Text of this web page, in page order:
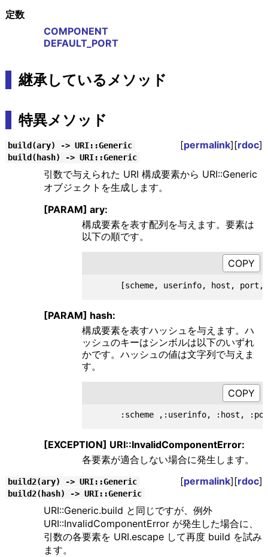
定数
COMPONENT
DEFAULT_PORT
継承しているメソッド
特異メソッド
build(ary) -> URI::Generic [permalink][rdoc]
build(hash) -> URI::Generic
引数で与えられた URI 構成要素から URI::Generic
オブジェクトを生成します。
[PARAM] ary:
構成要素を表す配列を与えます。要素は
以下の順です。
[PARAM] hash:
構成要素を表すハッシュを与えます。ハ
ッシュのキーはシンボルは以下のいずれ
かです。ハッシュの値は文字列で与えま
す。
[EXCEPTION] URI::InvalidComponentError:
各要素が適合しない場合に発生します。
build2(ary) -> URI::Generic [permalink][rdoc]
build2(hash) -> URI::Generic
URI::Generic.build と同じですが、例外
URI::InvalidComponentError が発生した場合に、
引数の各要素を URI.escape して再度 build を試み
ます。